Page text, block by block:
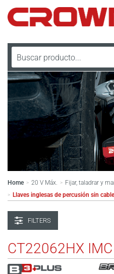
Home > 20 V Máx. > Fijar, taladrar y
> Llaves inglesas de percusión sin cable
FILTERS
CT22062HX IMC